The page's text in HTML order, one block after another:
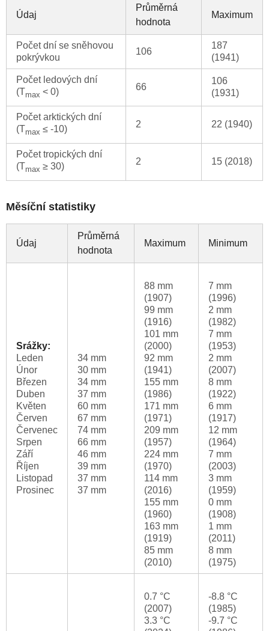
Údaj
Průměrná
hodnota
Maximum
Počet dní se sněhovou
pokrývkou
106
187
(1941)
Počet ledových dní
(Tmax < 0) 66
106
(1931)
Počet arktických dní
(Tmax ≤ -10) 2 22 (1940)
Počet tropických dní
(Tmax ≥ 30) 2 15 (2018)
Měsíční statistiky
Údaj
Průměrná
hodnota
Maximum Minimum
Srážky:
Leden
Únor
Březen
Duben
Květen
Červen
Červenec
Srpen
Září
Říjen
Listopad
Prosinec
34 mm
30 mm
34 mm
37 mm
60 mm
67 mm
74 mm
66 mm
46 mm
39 mm
37 mm
37 mm
88 mm
(1907)
99 mm
(1916)
101 mm
(2000)
92 mm
(1941)
155 mm
(1986)
171 mm
(1971)
209 mm
(1957)
224 mm
(1970)
114 mm
(2016)
155 mm
(1960)
163 mm
(1919)
85 mm
(2010)
7 mm
(1996)
2 mm
(1982)
7 mm
(1953)
2 mm
(2007)
8 mm
(1922)
6 mm
(1917)
12 mm
(1964)
7 mm
(2003)
3 mm
(1959)
0 mm
(1908)
1 mm
(2011)
8 mm
(1975)
0.7 °C
(2007)
3.3 °C
-8.8 °C
(1985)
-9.7 °C